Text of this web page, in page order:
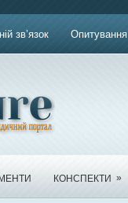
зв’язок Опитування
КОНСПЕКТИ »